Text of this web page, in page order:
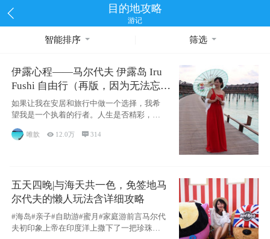
目的地攻略
游记
智能排序 筛选
伊露心程——马尔代夫 伊露岛 Iru
Fushi 自由行（再版，因为无法忘却
的留恋）
如果让我在安居和旅行中做一个选择，我希
望我是一个执着的行者。人生是否精彩，都
源于自己
唯歆  12.0万  314
五天四晚|与海天共一色，免签地马
尔代夫的懒人玩法含详细攻略
#海岛#亲子#自助游#蜜月#家庭游前言马尔代
夫初印象上帝在印度洋上撒下了一把珍珠，